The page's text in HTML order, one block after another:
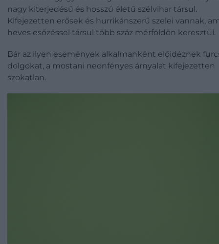
nagy kiterjedésű és hosszú életű szélvihar társul.
Kifejezetten erősek és hurrikánszerű szelei vannak,
heves esőzéssel társul több száz mérföldön keresztül.
Bár az ilyen események alkalmanként előidéznek
dolgokat, a mostani neonfényes árnyalat kifejezetten
szokatlan.